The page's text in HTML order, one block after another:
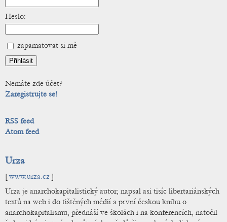
Heslo:
zapamatovat si mě
Nemáte zde účet?
Zaregistrujte se!
RSS feed
Atom feed
Urza
[www.urza.cz]
Urza je anarchokapitalistický autor; napsal asi tisíc libertariánských
textů na web i do tištěných médií a první českou knihu o
anarchokapitalismu, přednáší ve školách i na konferencích, natočil